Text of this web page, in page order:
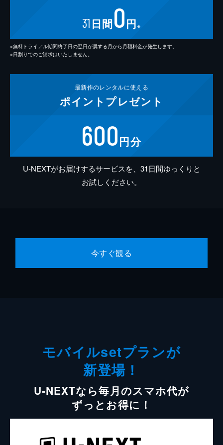
31 日間0円 ※
※無料トライアル期間終了日の翌日が属する月から月額料金が発生します。
※日割りでのご請求はいたしません。
最新作のレンタルに使える
ポイント プレゼント
600円分
U-NEXTがお届けするサービスを、31日間ゆっくりと
お試しください。
今すぐ観る
モバイルsetプランが
新登場！
U-NEXTなら毎月のスマホ代が
ずっとお得に！